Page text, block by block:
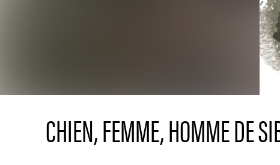
CHIEN, FEMME, HOMME DE